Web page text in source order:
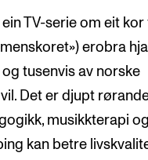
ein TV-serie om eit
erobra
tusenvis av norske
Det er djupt
musikkterapi
kan betre